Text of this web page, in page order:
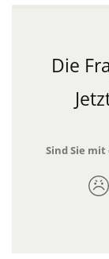
Die
Sind Sie